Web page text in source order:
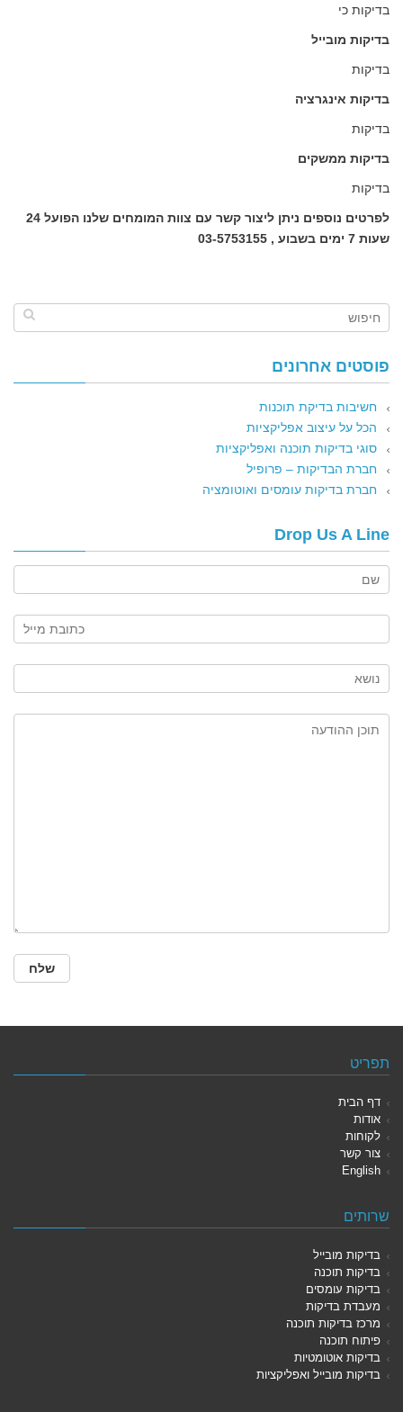
בדיקות כי
בדיקות מובייל
בדיקות
בדיקות אינגרציה
בדיקות
בדיקות ממשקים
בדיקות
לפרטים נוספים ניתן ליצור קשר עם צוות המומחים שלנו הפועל 24
שעות 7 ימים בשבוע , 03-5753155
פוסטים אחרונים
חשיבות בדיקת תוכנות
הכל על עיצוב אפליקציות
סוגי בדיקות תוכנה ואפליקציות
חברת הבדיקות – פרופיל
חברת בדיקות עומסים ואוטומציה
Drop Us A Line
תפריט
דף הבית
אודות
לקוחות
צור קשר
English
שרותים
בדיקות מובייל
בדיקות תוכנה
בדיקות עומסים
מעבדת בדיקות
מרכז בדיקות תוכנה
פיתוח תוכנה
בדיקות אוטומטיות
בדיקות מובייל ואפליקציות